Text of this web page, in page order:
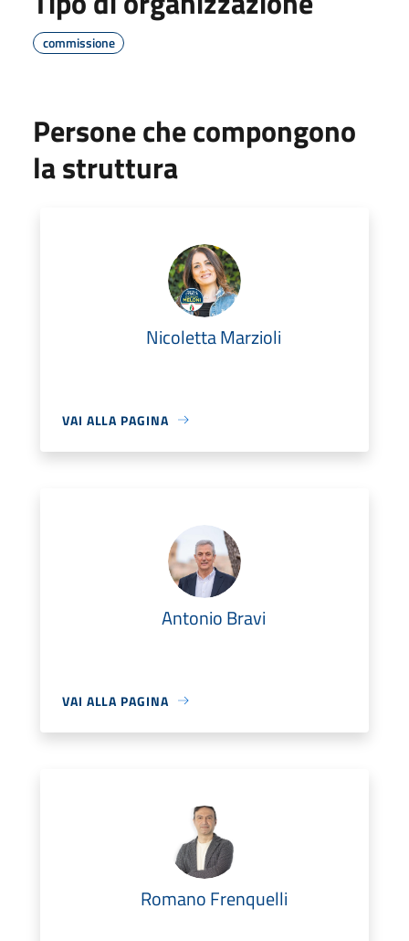
commissione
Persone che compongono
la struttura
Nicoletta Marzioli
VAI ALLA PAGINA
Antonio Bravi
VAI ALLA PAGINA
Romano Frenquelli